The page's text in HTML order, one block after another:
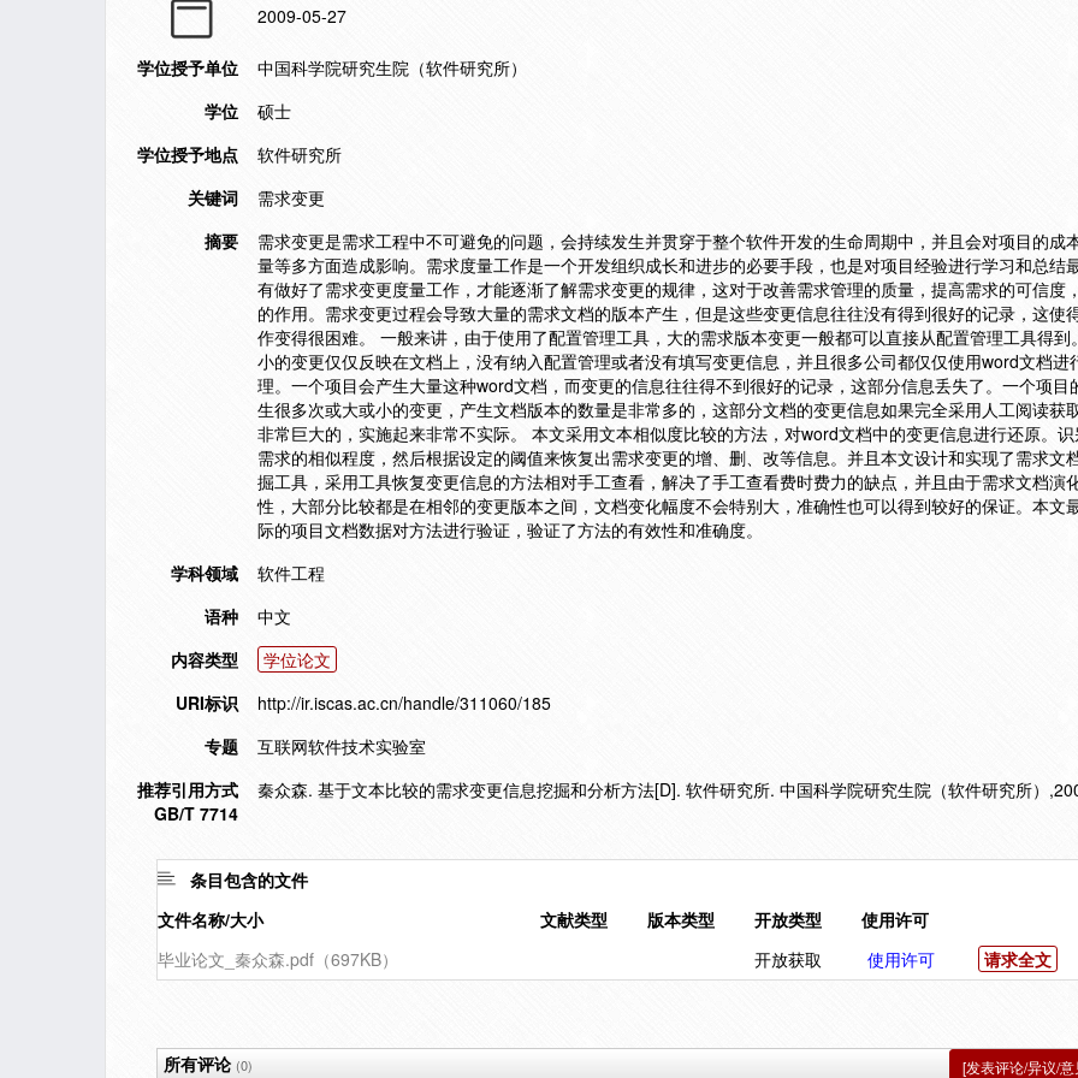
2009-05-27
学位授予单位
中国科学院研究生院（软件研究所）
学位
硕士
学位授予地点
软件研究所
关键词
需求变更
摘要
需求变更是需求工程中不可避免的问题，会持续发生并贯穿于整个软件开发的生命周期中，并且会对项目的成
量等多方面造成影响。需求度量工作是一个开发组织成长和进步的必要手段，也是对项目经验进行学习和总结
有做好了需求变更度量工作，才能逐渐了解需求变更的规律，这对于改善需求管理的质量，提高需求的可信度
的作用。需求变更过程会导致大量的需求文档的版本产生，但是这些变更信息往往没有得到很好的记录，这使
作变得很困难。 一般来讲，由于使用了配置管理工具，大的需求版本变更一般都可以直接从配置管理工具得到
小的变更仅仅反映在文档上，没有纳入配置管理或者没有填写变更信息，并且很多公司都仅仅使用word文档进
理。一个项目会产生大量这种word文档，而变更的信息往往得不到很好的记录，这部分信息丢失了。一个项目
生很多次或大或小的变更，产生文档版本的数量是非常多的，这部分文档的变更信息如果完全采用人工阅读获
非常巨大的，实施起来非常不实际。 本文采用文本相似度比较的方法，对word文档中的变更信息进行还原。
需求的相似程度，然后根据设定的阈值来恢复出需求变更的增、删、改等信息。并且本文设计和实现了需求文
掘工具，采用工具恢复变更信息的方法相对手工查看，解决了手工查看费时费力的缺点，并且由于需求文档演
性，大部分比较都是在相邻的变更版本之间，文档变化幅度不会特别大，准确性也可以得到较好的保证。本文
际的项目文档数据对方法进行验证，验证了方法的有效性和准确度。
学科领域
软件工程
语种
中文
内容类型
学位论文
URI标识
http://ir.iscas.ac.cn/handle/311060/185
专题
互联网软件技术实验室
推荐引用方式
GB/T 7714
秦众森. 基于文本比较的需求变更信息挖掘和分析方法[D]. 软件研究所. 中国科学院研究生院（软件研究所）
条目包含的文件
文件名称/大小
文献类型 版本类型 开放类型
使用许可
毕业论文_秦众森.pdf（697KB）
开放获取 使用许可 请求全文
所有评论(0) [发表评论/异议/意